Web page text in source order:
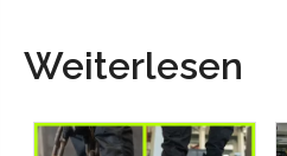
Weiterlesen